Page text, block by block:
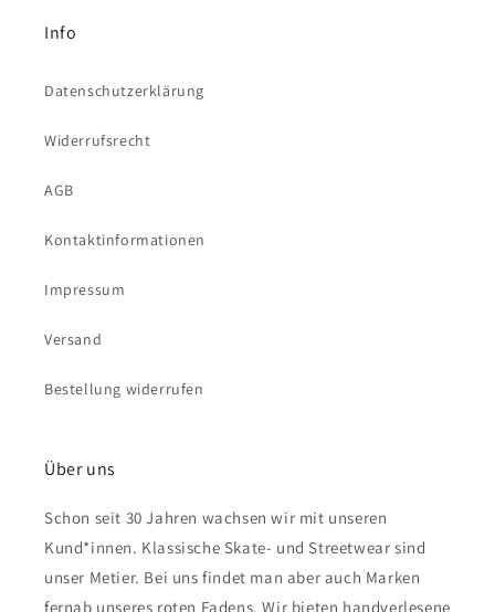
Info
Datenschutzerklärung
Widerrufsrecht
AGB
Kontaktinformationen
Impressum
Versand
Bestellung widerrufen
Über uns
Schon seit 30 Jahren wachsen wir mit unseren
Kund*innen. Klassische Skate- und Streetwear sind
unser Metier. Bei uns findet man aber auch Marken
fernab unseres roten Fadens. Wir bieten handverlesene